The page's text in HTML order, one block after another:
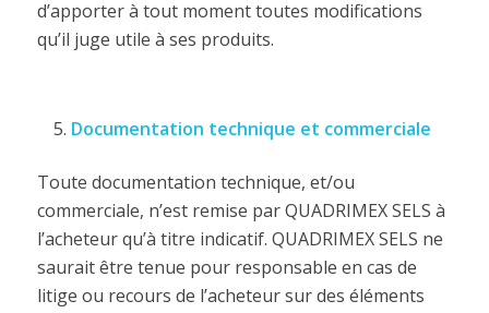
d’apporter à tout moment toutes modifications
qu’il juge utile à ses produits.
Documentation technique et commerciale
Toute documentation technique, et/ou
commerciale, n’est remise par QUADRIMEX SELS à
l’acheteur qu’à titre indicatif. QUADRIMEX SELS ne
saurait être tenue pour responsable en cas de
litige ou recours de l’acheteur sur des éléments